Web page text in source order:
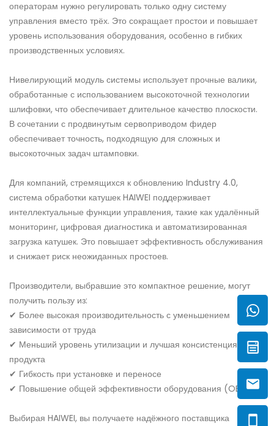
операторам нужно регулировать только одну систему
управления вместо трёх. Это сокращает простои и повышает
уровень использования оборудования, особенно в гибких
производственных условиях.
Нивелирующий модуль системы использует прочные валики,
обработанные с использованием высокоточной технологии
шлифовки, что обеспечивает длительное качество плоскости.
В сочетании с продвинутым сервоприводом фидер
обеспечивает точность, подходящую для сложных и
высокоточных задач штамповки.
Для компаний, стремящихся к обновлению Industry 4.0,
система обработки катушек HAIWEI поддерживает
интеллектуальные функции управления, такие как удалённый
мониторинг, цифровая диагностика и автоматизированная
загрузка катушек. Это повышает эффективность обслуживания
и снижает риск неожиданных простоев.
Производители, выбравшие это компактное решение, могут
получить пользу из:
✔ Более высокая производительность с уменьшением
зависимости от труда
✔ Меньший уровень утилизации и лучшая консистенция
продукта
✔ Гибкость при установке и переносе
✔ Повышение общей эффективности оборудования (OEE)
Выбирая HAIWEI, вы получаете надёжного поставщика